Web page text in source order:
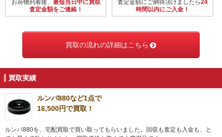
お荷物到着後、 最短当日中に買取
査定金額をご連絡！
査定金額にご納得頂けましたら24
時間以内にご入金！
買取の流れの詳細はこちら
買取実績
ルンバ880など1点で
16,500円で買取！
ルンバ880を、宅配買取で買い取ってもらいました。回収も査定も入金も、と